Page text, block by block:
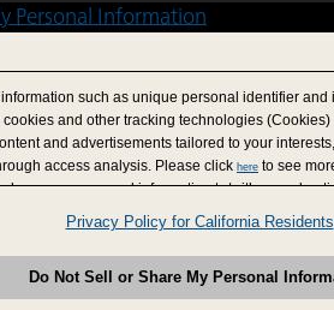
Personal Information
such as unique personal identifier
and other tracking technologies
and advertisements tailored to your
access analysis. Please click here to see
your personal information to/with our
These partners may combine the data shared
or that they have collected from your use of their
delivered to you by businesses
of sale or share of your personal information by
your right. If we have detected an opt-out
Privacy Policy for California Residents
Do Not Sell or Share My Personal